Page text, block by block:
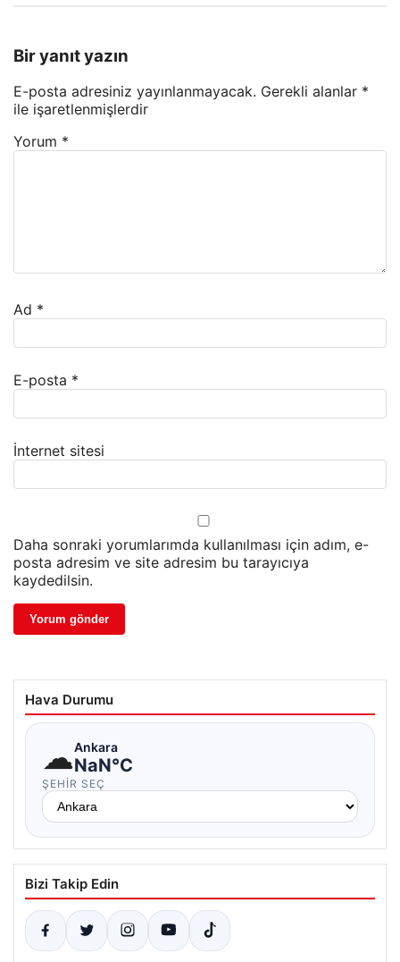
Bir yanıt yazın
E-posta adresiniz yayınlanmayacak. Gerekli alanlar *
ile işaretlenmişlerdir
Yorum *
Ad *
E-posta *
İnternet sitesi
Daha sonraki yorumlarımda kullanılması için adım, e-
posta adresim ve site adresim bu tarayıcıya
kaydedilsin.
Hava Durumu
☁Ankara
NaN°C
ŞEHIR SEÇ
Bizi Takip Edin